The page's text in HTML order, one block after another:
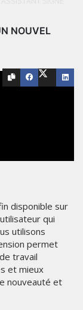
NOUVEL
disponible sur
qui
utilisons
permet
travail
et mieux
nouveauté et